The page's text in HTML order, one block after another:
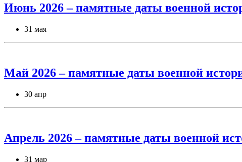
Июнь 2026 – памятные даты военной
31 мая
Май 2026 – памятные даты военной
30 апр
Апрель 2026 – памятные даты военной
31 мар